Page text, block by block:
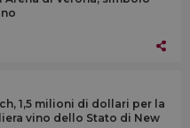
1,5 milioni di dollari per la
vino dello Stato di New